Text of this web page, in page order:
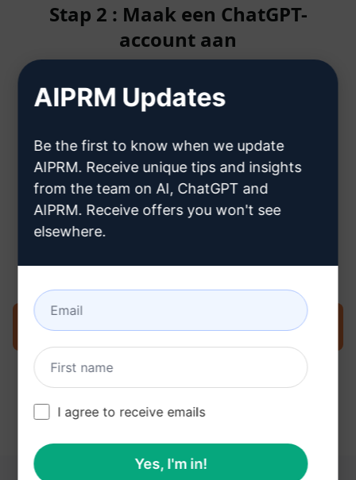
Stap 2 : Maak een ChatGPT-
account aan
Klik hier om te leren hoe je een
Stap 3: Gebruik de prompt in je
Probeer de prompt nu op ChatGPT
AIPRM Updates
Be the first to know when we update
AIPRM. Receive unique tips and insights
from the team on AI, ChatGPT and
AIPRM. Receive offers you won't see
elsewhere.
I agree to receive emails
Yes, I'm in!